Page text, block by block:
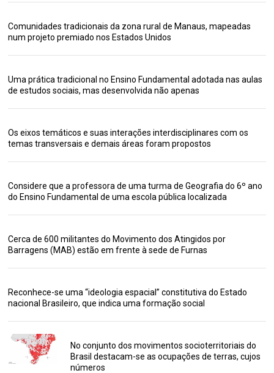
Comunidades tradicionais da zona rural de Manaus, mapeadas
num projeto premiado nos Estados Unidos
Uma prática tradicional no Ensino Fundamental adotada nas aulas
de estudos sociais, mas desenvolvida não apenas
Os eixos temáticos e suas interações interdisciplinares com os
temas transversais e demais áreas foram propostos
Considere que a professora de uma turma de Geografia do 6º ano
do Ensino Fundamental de uma escola pública localizada
Cerca de 600 militantes do Movimento dos Atingidos por
Barragens (MAB) estão em frente à sede de Furnas
Reconhece-se uma “ideologia espacial” constitutiva do Estado
nacional Brasileiro, que indica uma formação social
No conjunto dos movimentos socioterritoriais do
Brasil destacam-se as ocupações de terras, cujos
números